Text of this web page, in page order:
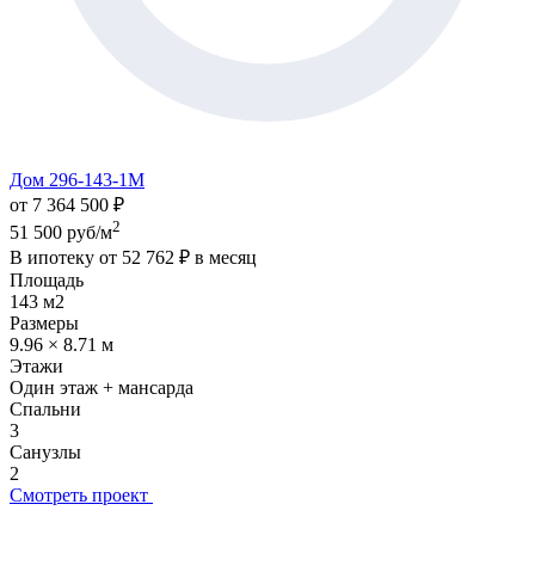
Дом 296-143-1М
от 7 364 500 ₽
51 500 руб/м2
В ипотеку от 52 762 ₽ в месяц
Площадь
143 м2
Размеры
9.96 × 8.71 м
Этажи
Один этаж + мансарда
Спальни
3
Санузлы
2
Смотреть проект